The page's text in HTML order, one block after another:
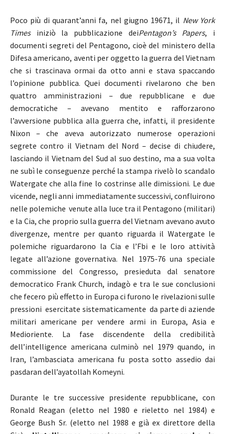
Poco più di quarant’anni fa, nel giugno 19671, il New York
Timesiniziò la pubblicazione deiPentagon’s Papers, i
documenti segreti del Pentagono, cioè del ministero della
Difesa americano, aventi per oggetto la guerra del Vietnam
che si trascinava ormai da otto anni e stava spaccando
l’opinione pubblica. Quei documenti rivelarono che ben
quattro amministrazioni – due repubblicane e due
democratiche – avevano mentito e rafforzarono
l’avversione pubblica alla guerra che, infatti, il presidente
Nixon – che aveva autorizzato numerose operazioni
segrete contro il Vietnam del Nord – decise di chiudere,
lasciando il Vietnam del Sud al suo destino, ma a sua volta
ne subì le conseguenze perché la stampa rivelò lo scandalo
Watergate che alla fine lo costrinse alle dimissioni. Le due
vicende, negli anni immediatamente successivi, confluirono
nelle polemiche venute alla luce tra il Pentagono (militari)
e la Cia, che proprio sulla guerra del Vietnam avevano avuto
divergenze, mentre per quanto riguarda il Watergate le
polemiche riguardarono la Cia e l’Fbi e le loro attività
legate all’azione governativa. Nel 1975-76 una speciale
commissione del Congresso, presieduta dal senatore
democratico Frank Church, indagò e tra le sue conclusioni
che fecero più effetto in Europa ci furono le rivelazioni sulle
pressioni esercitate sistematicamente da parte di aziende
militari americane per vendere armi in Europa, Asia e
Medioriente. La fase discendente della credibilità
dell’intelligence americana culminò nel 1979 quando, in
Iran, l’ambasciata americana fu posta sotto assedio dai
pasdaran dell’ayatollah Komeyni.
Durante le tre successive presidente repubblicane, con
Ronald Reagan (eletto nel 1980 e rieletto nel 1984) e
George Bush Sr. (eletto nel 1988 e già ex direttore della